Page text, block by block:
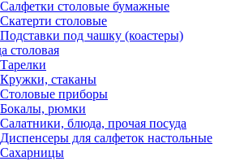
Салфетки столовые бумажные
Скатерти столовые
Подставки под чашку (коастеры)
столовая
Тарелки
Кружки, стаканы
Столовые приборы
Бокалы, рюмки
Салатники, блюда, прочая посуда
Диспенсеры для салфеток настольные
Сахарницы